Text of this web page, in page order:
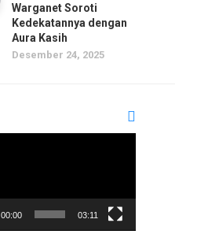
Warganet Soroti
Kedekatannya dengan
Aura Kasih
Desember 24, 2025
00:00 03:11